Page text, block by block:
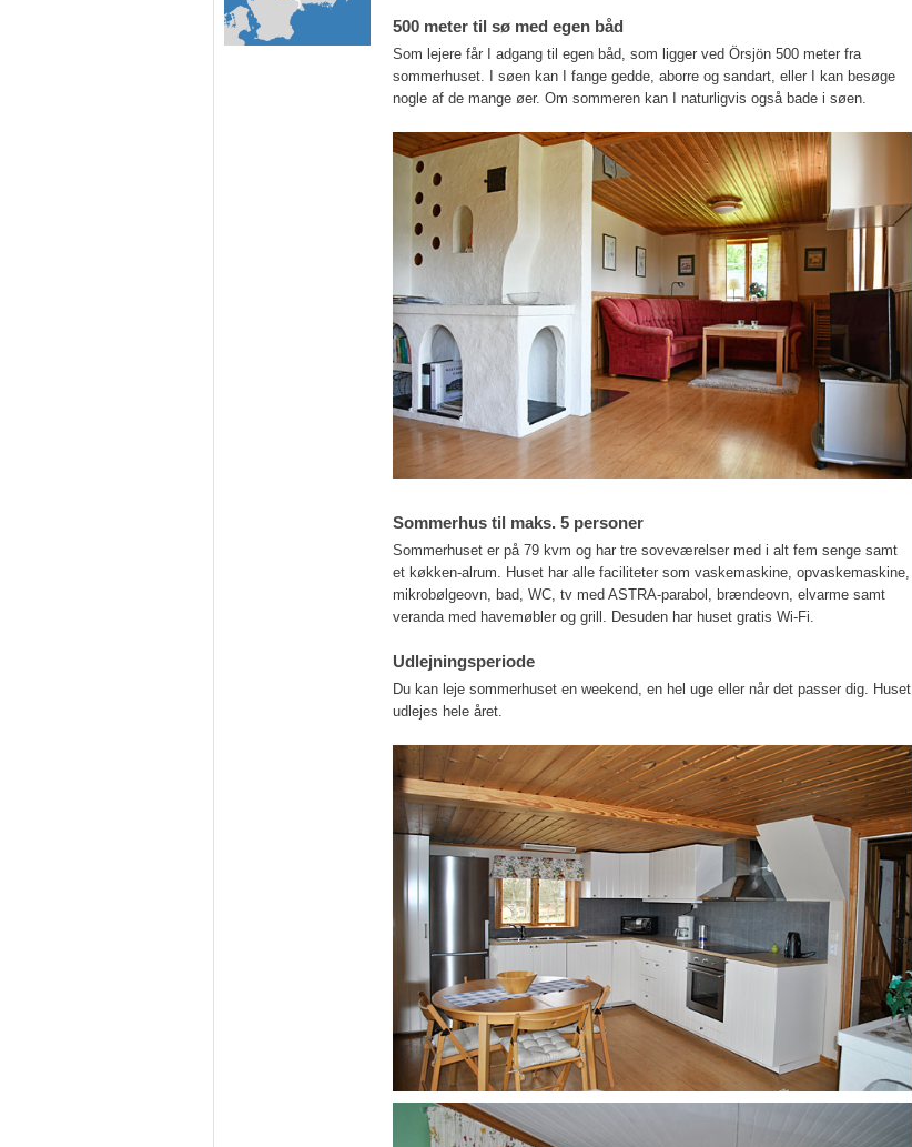
500 meter til sø med egen båd
Som lejere får I adgang til egen båd, som ligger ved Örsjön 500 meter fra
sommerhuset. I søen kan I fange gedde, aborre og sandart, eller I kan besøge
nogle af de mange øer. Om sommeren kan I naturligvis også bade i søen.
Sommerhus til maks. 5 personer
Sommerhuset er på 79 kvm og har tre soveværelser med i alt fem senge samt
et køkken-alrum. Huset har alle faciliteter som vaskemaskine, opvaskemaskine,
mikrobølgeovn, bad, WC, tv med ASTRA-parabol, brændeovn, elvarme samt
veranda med havemøbler og grill. Desuden har huset gratis Wi-Fi.
Udlejningsperiode
Du kan leje sommerhuset en weekend, en hel uge eller når det passer dig. Huset
udlejes hele året.